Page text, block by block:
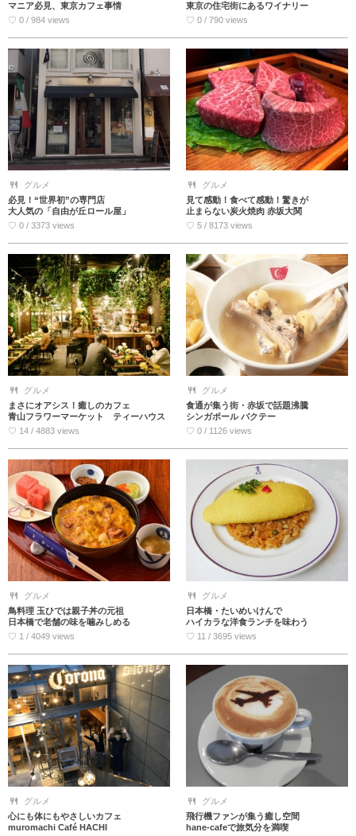
マニア必見、東京カフェ事情
♡ 0 / 984 views
東京の住宅街にあるワイナリー
♡ 0 / 790 views
グルメ
必見！“世界初”の専門店
大人気の「自由が丘ロール屋」
♡ 0 / 3373 views
グルメ
見て感動！食べて感動！驚きが
止まらない炭火焼肉 赤坂大関
♡ 5 / 8173 views
グルメ
まさにオアシス！癒しのカフェ
青山フラワーマーケット ティーハウス
♡ 14 / 4883 views
グルメ
食通が集う街・赤坂で話題沸騰
シンガポール バクテー
♡ 0 / 1126 views
グルメ
鳥料理 玉ひでは親子丼の元祖
日本橋で老舗の味を噛みしめる
♡ 1 / 4049 views
グルメ
日本橋・たいめいけんで
ハイカラな洋食ランチを味わう
♡ 11 / 3695 views
グルメ
心にも体にもやさしいカフェ
muromachi Café HACHI
グルメ
飛行機ファンが集う癒し空間
hane-cafeで旅気分を満喫